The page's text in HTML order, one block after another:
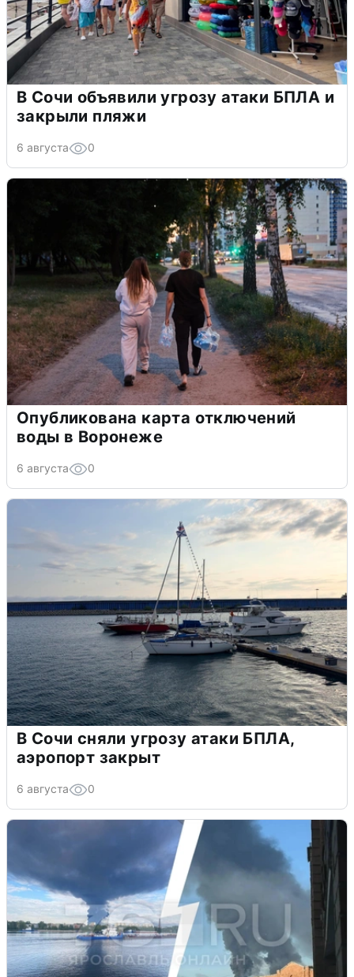
В Сочи объявили угрозу атаки БПЛА и
закрыли пляжи
6 августа 0
Опубликована карта отключений
воды в Воронеже
6 августа 0
В Сочи сняли угрозу атаки БПЛА,
аэропорт закрыт
6 августа 0